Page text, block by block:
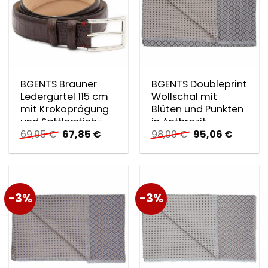
BGENTS Brauner
Ledergürtel 115 cm
mit Krokoprägung
und Sattlerstich-
Detail in Ro…
69,95€ Ursprünglicher
Preis
war:
67,85 €
ist:
BGENTS Doubleprint
Wollschal mit
Blüten und Punkten
in Anthrazit
98,00€ Ursprünglicher
Preis
war:
95,06 €
ist:
-3% -3%